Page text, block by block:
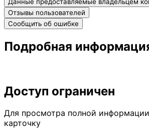
Отзывы пользователей
Сообщить об ошибке
Подробная
Доступ ограничен
Для просмотра полной
карточку